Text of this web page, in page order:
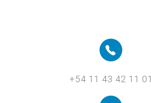
+54 11 43 42 11 01